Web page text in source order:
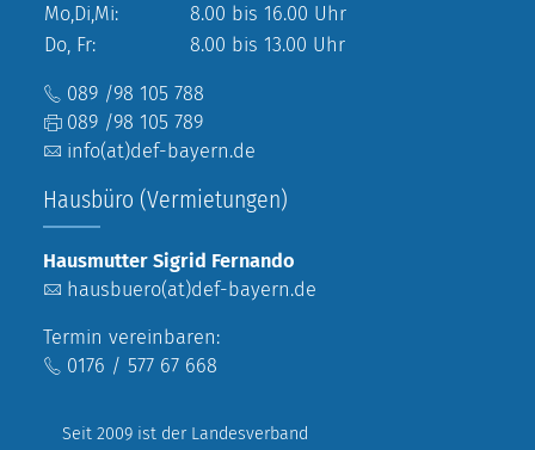
Mo,Di,Mi:
8.00 bis 16.00 Uhr
Do, Fr:
8.00 bis 13.00 Uhr
089 /98 105 788
089 /98 105 789
info(at)def-bayern.de
Hausbüro (Vermietungen)
Hausmutter Sigrid Fernando
hausbuero(at)def-bayern.de
Termin vereinbaren:
0176 / 577 67 668
Seit 2009 ist der Landesverband